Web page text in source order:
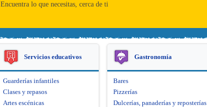
Encuentra lo que necesitas, cerca de ti
Servicios educativos
Guarderías infantiles
Clases y repasos
Artes escénicas
Gastronomía
Bares
Pizzerías
Dulcerías, panaderías y reposterías